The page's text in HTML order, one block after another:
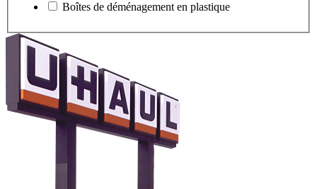
Boîtes de déménagement en plastique